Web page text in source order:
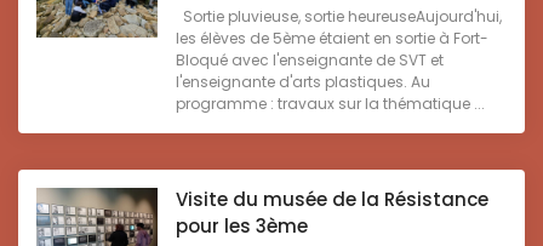
Sortie pluvieuse, sortie heureuseAujourd'hui,
les élèves de 5ème étaient en sortie à Fort-
Bloqué avec l'enseignante de SVT et
l'enseignante d'arts plastiques. Au
programme : travaux sur la thématique ...
Visite du musée de la Résistance
pour les 3ème